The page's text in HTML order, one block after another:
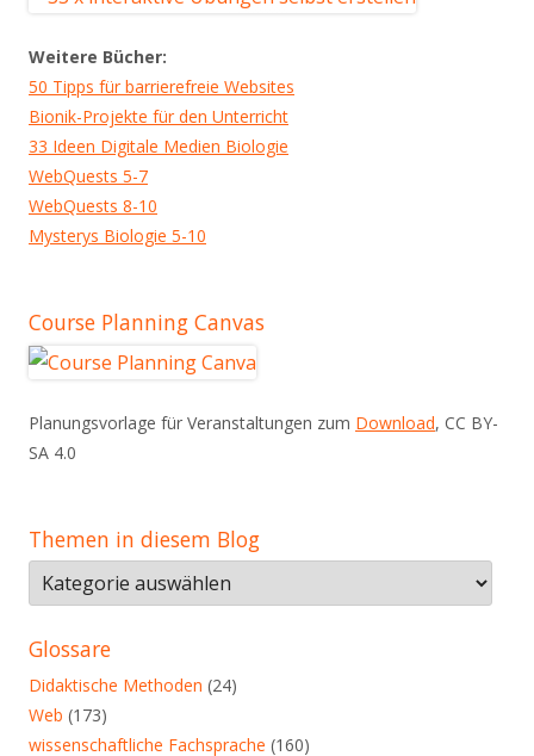
Weitere Bücher:
50 Tipps für barrierefreie Websites
Bionik-Projekte für den Unterricht
33 Ideen Digitale Medien Biologie
WebQuests 5-7
WebQuests 8-10
Mysterys Biologie 5-10
Course Planning Canvas
Planungsvorlage für Veranstaltungen zum Download, CC BY-
SA 4.0
Themen in diesem Blog
Themen
in
diesem
Blog
Glossare
Didaktische Methoden (24)
Web (173)
wissenschaftliche Fachsprache (160)